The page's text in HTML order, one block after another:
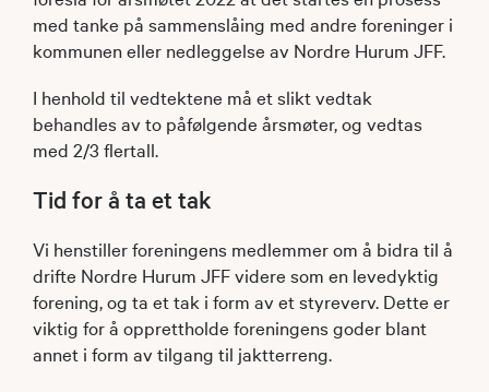
med tanke på sammenslåing med andre foreninger i
kommunen eller nedleggelse av Nordre Hurum JFF.
I henhold til vedtektene må et slikt vedtak
behandles av to påfølgende årsmøter, og vedtas
med 2/3 flertall.
Tid for å ta et tak
Vi henstiller foreningens medlemmer om å bidra til å
drifte Nordre Hurum JFF videre som en levedyktig
forening, og ta et tak i form av et styreverv. Dette er
viktig for å opprettholde foreningens goder blant
annet i form av tilgang til jaktterreng.